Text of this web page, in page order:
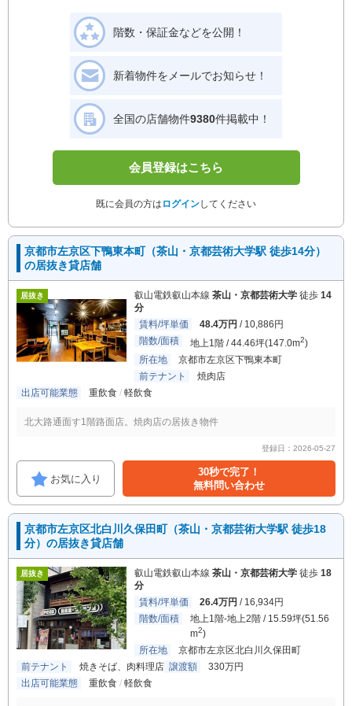
階数・保証金などを公開！
新着物件をメールでお知らせ！
全国の店舗物件9380件掲載中！
会員登録はこちら
既に会員の方は ログインしてください
京都市左京区下鴨東本町（茶山・京都芸術大学駅 徒歩14分）
の居抜き貸店舗
居抜き 叡山電鉄叡山本線 茶山・京都芸術大学 徒歩 14
分
賃料/坪単価
48.4万円 / 10,886円
階数/面積
地上1階 / 44.46坪(147.0m2)
所在地
京都市左京区下鴨東本町
前テナント
焼肉店
出店可能業態
重飲食 軽飲食
北大路通面す1階路面店。焼肉店の居抜き物件
登録日：2026-05-27
お気に入り
30秒で完了！
無料問い合わせ
京都市左京区北白川久保田町（茶山・京都芸術大学駅 徒歩18
分）の居抜き貸店舗
居抜き 叡山電鉄叡山本線 茶山・京都芸術大学 徒歩 18
分
賃料/坪単価
26.4万円 / 16,934円
階数/面積
地上1階-地上2階 / 15.59坪(51.56
m2)
所在地
京都市左京区北白川久保田町
前テナント
焼きそば、肉料理店 譲渡額
330万円
出店可能業態
重飲食 軽飲食